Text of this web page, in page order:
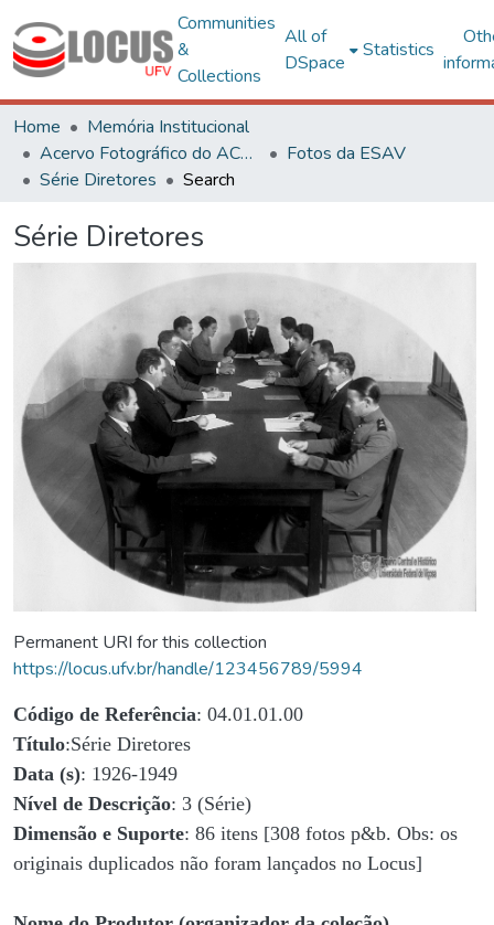
Communities
&
Collections
All of
DSpace
Statistics
Home
Memória Institucional
Acervo Fotográfico do ACH-UFV
Fotos da ESAV
Série Diretores
Search
Série Diretores
Permanent URI for this collection
https://locus.ufv.br/handle/123456789/5994
Código de Referência: 04.01.01.00
Título:Série Diretores
Data (s): 1926-1949
Nível de Descrição: 3 (Série)
Dimensão e Suporte: 86 itens [308 fotos p&b. Obs: os
originais duplicados não foram lançados no Locus]